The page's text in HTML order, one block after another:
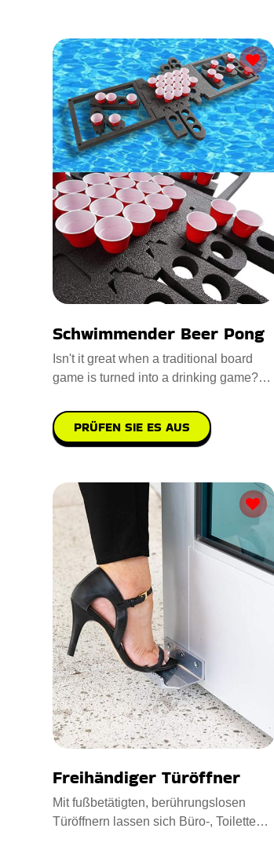
Schwimmender Beer Pong
Isn't it great when a traditional board
game is turned into a drinking game?
PRÜFEN SIE ES AUS
Freihändiger Türöffner
Mit fußbetätigten, berührungslosen
Türöffnern lassen sich Büro-, Toiletten-